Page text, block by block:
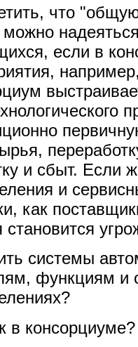
что
если в
и сбыт. Если
и
как
становится
системы
функциям и
в консорциуме?